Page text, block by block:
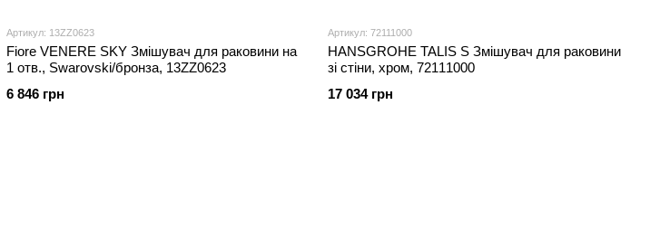
Артикул: 13ZZ0623
Fiore VENERE SKY Змішувач для раковини на
1 отв., Swarovski/бронза, 13ZZ0623
6 846 грн
Артикул: 72111000
HANSGROHE TALIS S Змішувач для раковини
зi стiни, хром, 72111000
17 034 грн